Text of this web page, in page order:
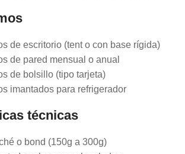
de escritorio (tent o con base rígida)
de pared mensual o anual
de bolsillo (tipo tarjeta)
imantados para refrigerador
técnicas
o bond (150g a 300g)